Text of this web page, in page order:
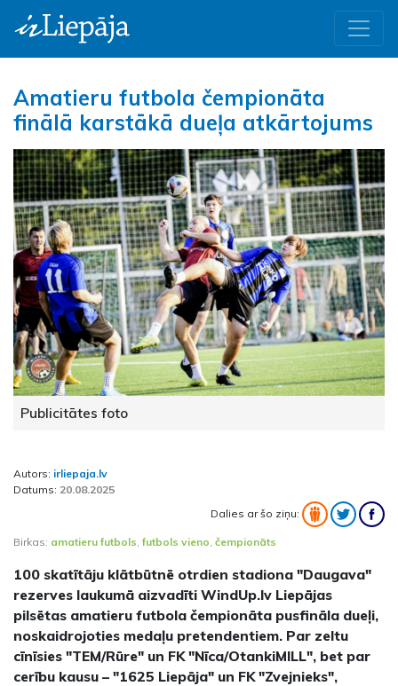
Amatieru futbola čempionāta
finālā karstākā dueļa atkārtojums
Publicitātes foto
Autors: irliepaja.lv
Datums: 20.08.2025
Dalies ar šo ziņu:
Birkas: amatieru futbols ,futbols vieno čempionāts
100 skatītāju klātbūtnē otrdien stadiona "Daugava"
rezerves laukumā aizvadīti WindUp.lv Liepājas
pilsētas amatieru futbola čempionāta pusfināla dueļi,
noskaidrojoties medaļu pretendentiem. Par zeltu
cīnīsies "TEM/Rūre" un FK "Nīca/OtankiMILL", bet par
cerību kausu – "1625 Liepāja" un FK "Zvejnieks",